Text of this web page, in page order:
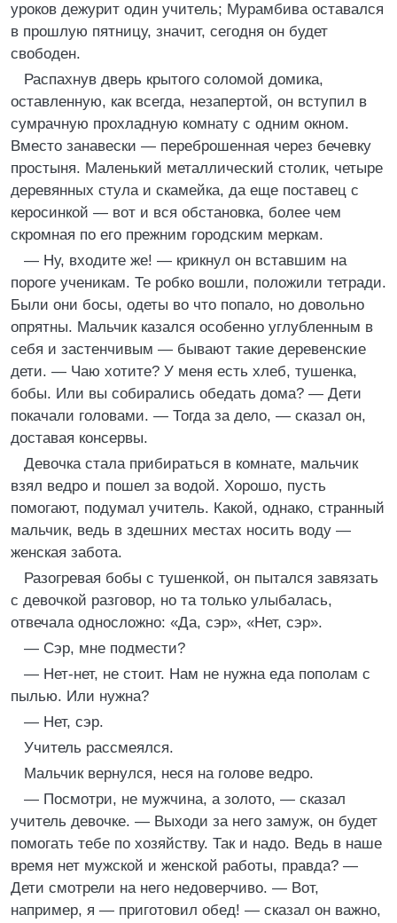
уроков дежурит один учитель; Мурамбива оставался
в прошлую пятницу, значит, сегодня он будет
свободен.
Распахнув дверь крытого соломой домика,
оставленную, как всегда, незапертой, он вступил в
сумрачную прохладную комнату с одним окном.
Вместо занавески — переброшенная через бечевку
простыня. Маленький металлический столик, четыре
деревянных стула и скамейка, да еще поставец с
керосинкой — вот и вся обстановка, более чем
скромная по его прежним городским меркам.
— Ну, входите же! — крикнул он вставшим на
пороге ученикам. Те робко вошли, положили тетради.
Были они босы, одеты во что попало, но довольно
опрятны. Мальчик казался особенно углубленным в
себя и застенчивым — бывают такие деревенские
дети. — Чаю хотите? У меня есть хлеб, тушенка,
бобы. Или вы собирались обедать дома? — Дети
покачали головами. — Тогда за дело, — сказал он,
доставая консервы.
Девочка стала прибираться в комнате, мальчик
взял ведро и пошел за водой. Хорошо, пусть
помогают, подумал учитель. Какой, однако, странный
мальчик, ведь в здешних местах носить воду —
женская забота.
Разогревая бобы с тушенкой, он пытался завязать
с девочкой разговор, но та только улыбалась,
отвечала односложно: «Да, сэр», «Нет, сэр».
— Сэр, мне подмести?
— Нет-нет, не стоит. Нам не нужна еда пополам с
пылью. Или нужна?
— Нет, сэр.
Учитель рассмеялся.
Мальчик вернулся, неся на голове ведро.
— Посмотри, не мужчина, а золото, — сказал
учитель девочке. — Выходи за него замуж, он будет
помогать тебе по хозяйству. Так и надо. Ведь в наше
время нет мужской и женской работы, правда? —
Дети смотрели на него недоверчиво. — Вот,
например, я — приготовил обед! — сказал он важно,